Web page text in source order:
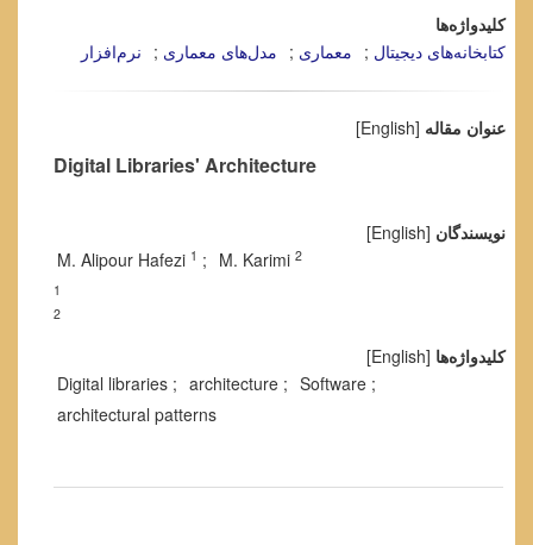
کلیدواژه‌ها
کتابخانه‌های دیجیتال
معماری مدل‌های معماری نرم‌افزار
عنوان مقاله [English]
Digital Libraries' Architecture
نویسندگان [English]
M. Alipour Hafezi 1 M. Karimi 2
1
2
کلیدواژه‌ها [English]
Digital libraries
architecture
Software
architectural patterns